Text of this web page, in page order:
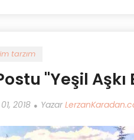
tarzım
''Yeşil Aşkı
2018 Yazar